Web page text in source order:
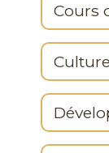
Cours